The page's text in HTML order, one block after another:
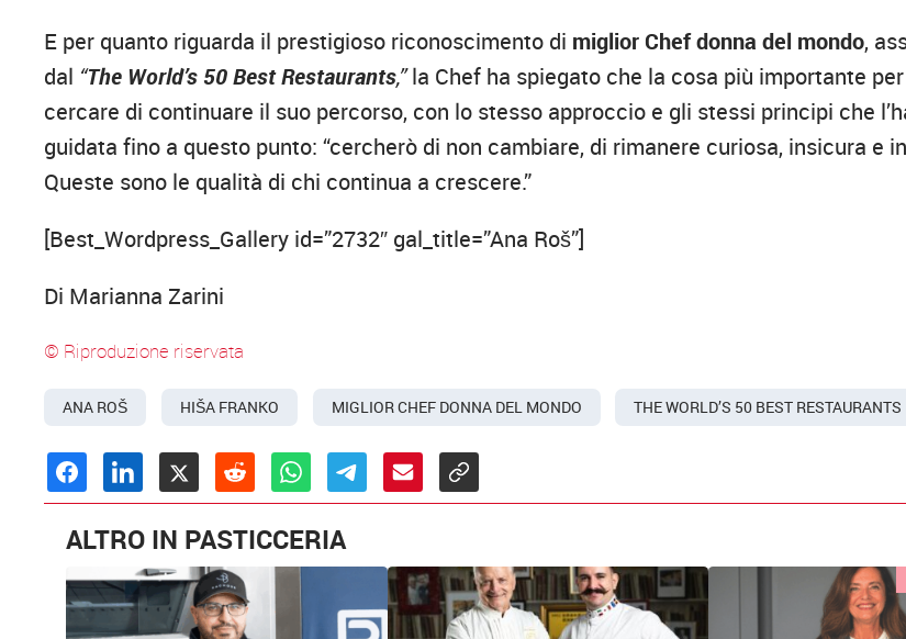
E per quanto riguarda il prestigioso riconoscimento di miglior Chef donna del mondo,
dal “The World’s 50 Best Restaurants,”la Chef ha spiegato che la cosa più importante
cercare di continuare il suo percorso, con lo stesso approccio e gli stessi principi che
guidata fino a questo punto: “cercherò di non cambiare, di rimanere curiosa, insicura e
Queste sono le qualità di chi continua a crescere.”
[Best_Wordpress_Gallery id=”2732″ gal_title=”Ana Roš”]
Di Marianna Zarini
© Riproduzione riservata
ANA ROŠ HIŠA FRANKO MIGLIOR CHEF DONNA DEL MONDO THE WORLD’S 50 BEST RESTAURANTS
ALTRO IN PASTICCERIA